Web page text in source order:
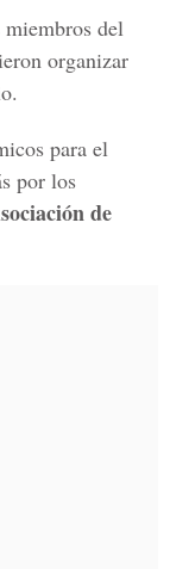
miembros del
organizar
para el
por los
de